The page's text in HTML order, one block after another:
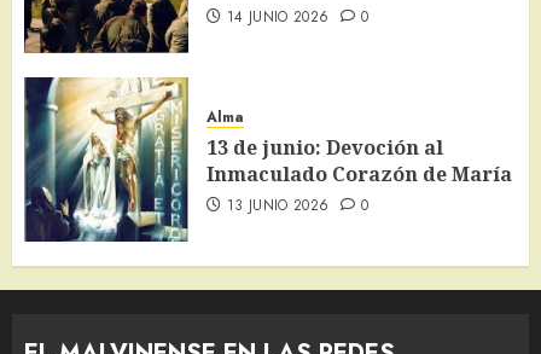
14 JUNIO 2026 0
Alma
13 de junio: Devoción al
Inmaculado Corazón de María
13 JUNIO 2026 0